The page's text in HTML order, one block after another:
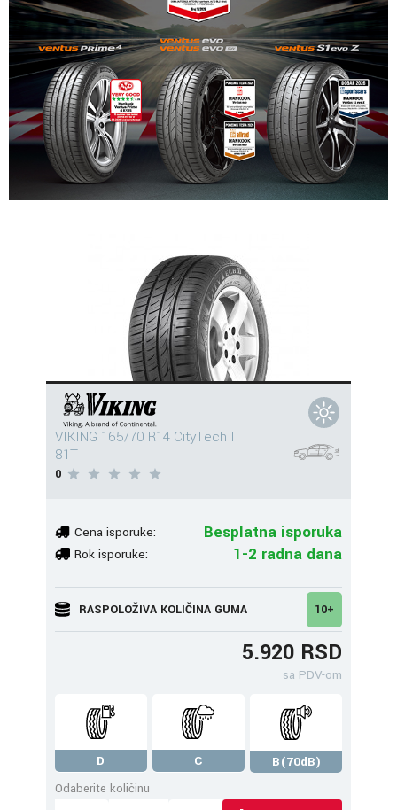
VIKING 165/70 R14 CityTech II
81T
0
Cena isporuke: Besplatna isporuka
Rok isporuke: 1-2 radna dana
RASPOLOŽIVA KOLIČINA GUMA 10+
5.920 RSD
sa PDV-om
D C
B(70dB)
Odaberite količinu